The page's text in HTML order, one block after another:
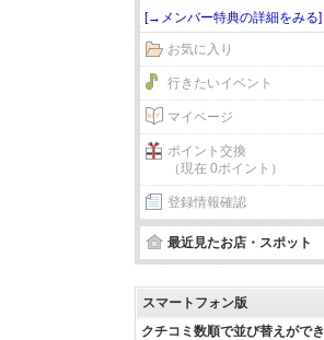
[→メンバー特典の詳細をみる]
お気に入り
行きたいイベント
マイページ
ポイント交換
（現在 0ポイント）
登録情報確認
最近見たお店・スポット
スマートフォン版
クチコミ数順で並び替えができ